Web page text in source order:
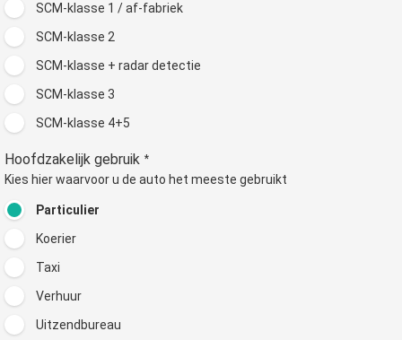
SCM-klasse 1 / af-fabriek
SCM-klasse 2
SCM-klasse + radar detectie
SCM-klasse 3
SCM-klasse 4+5
Hoofdzakelijk gebruik *
Kies hier waarvoor u de auto het meeste gebruikt
Particulier
Koerier
Taxi
Verhuur
Uitzendbureau